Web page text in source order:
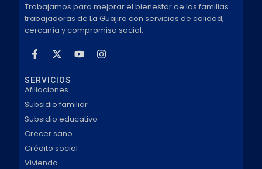
Trabajamos para mejorar el bienestar de las familias
trabajadoras de La Guajira con servicios de calidad,
cercanía y compromiso social.
SERVICIOS
Afiliaciones
Subsidio familiar
Subsidio educativo
Crecer sano
Crédito social
Vivienda